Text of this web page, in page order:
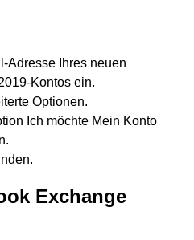
Adresse Ihres neuen
Kontos ein.
Optionen.
Ich möchte Mein Konto
Exchange